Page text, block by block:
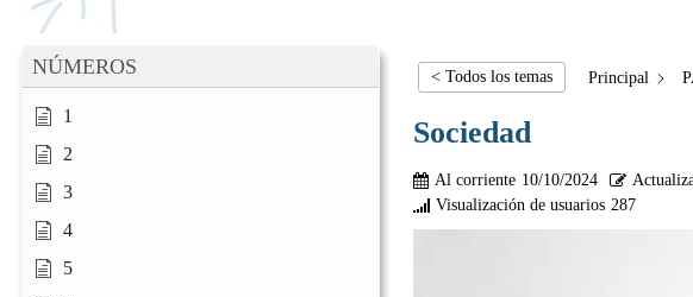
NÚMEROS
1
2
3
4
5
< Todos los temas Principal
Sociedad
Al corriente 10/10/2024
Visualización de usuarios 287